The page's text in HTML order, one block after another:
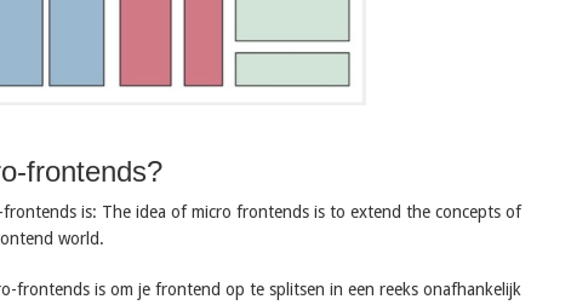
frontends?
is: The idea of micro frontends is to extend the concepts of
world.
frontends is om je frontend op te splitsen in een reeks onafhankelijk